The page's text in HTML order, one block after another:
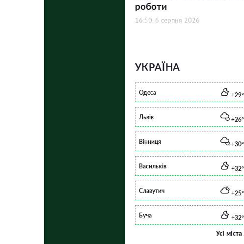
роботи
16:50, 6 серпня 2026
УКРАЇНА
Одеса +29°
Львів +26°
Вінниця +30°
Васильків +32°
Славутич +25°
Буча +32°
Усі міста